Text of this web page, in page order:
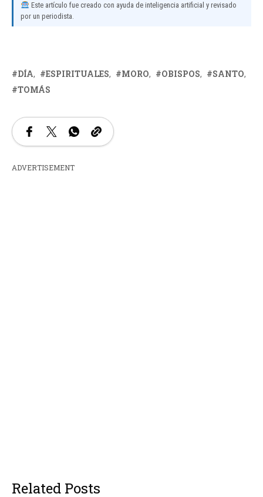
Este artículo fue creado con ayuda de inteligencia artificial y revisado
por un periodista.
DÍA ESPIRITUALES MORO OBISPOS
SANTO
TOMÁS
ADVERTISEMENT
Related Posts